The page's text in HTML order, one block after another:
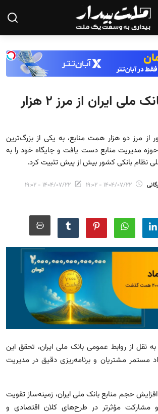
عبور منابع بانک ملی ایران از مرز ۲ هزار
از مرز دو هزار همت منابع، به یکی از بزرگ‌ترین
مدیریت منابع دست یافت و جایگاه خود را به
نظام بانکی کشور بیش از پیش تثبیت کرد.
۱۴۰۴/۰۷/۲۲ - ۱۹:۰۲
۱۴۰۴/۰۷/۲۲ - ۱۹:۰۲
نقل از روابط عمومی بانک ملی ایران، تحقق این
مستمر مشتریان و برنامه‌ریزی دقیق در مدیریت
حجم منابع بانک ملی ایران، زمینه‌ساز تقویت
مشارکت مؤثرتر در طرح‌های کلان اقتصادی و